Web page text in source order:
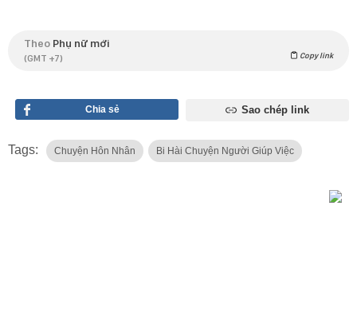
Theo Phụ nữ mới
(GMT +7) Copy link
Chia sẻ Sao chép link
Tags: Chuyện Hôn Nhân Bi Hài Chuyện Người Giúp Việc